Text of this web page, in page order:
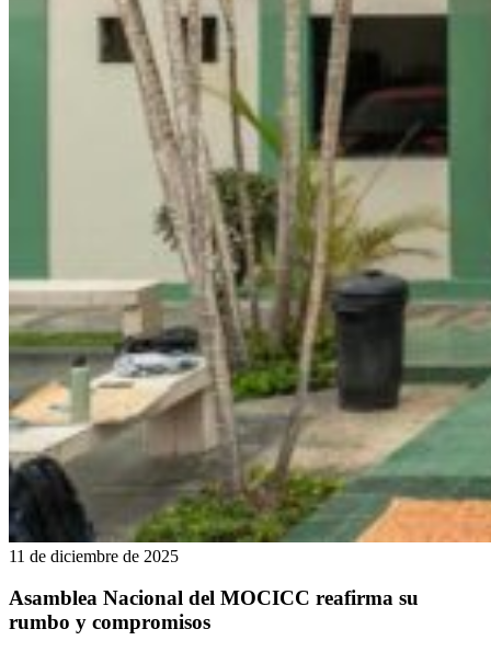
11 de diciembre de 2025
Asamblea Nacional del MOCICC reafirma su
rumbo y compromisos